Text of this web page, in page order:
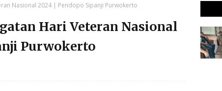
Nasional 2024 | Pendopo Sipanji Purwokerto
Hari Veteran Nasional
Purwokerto